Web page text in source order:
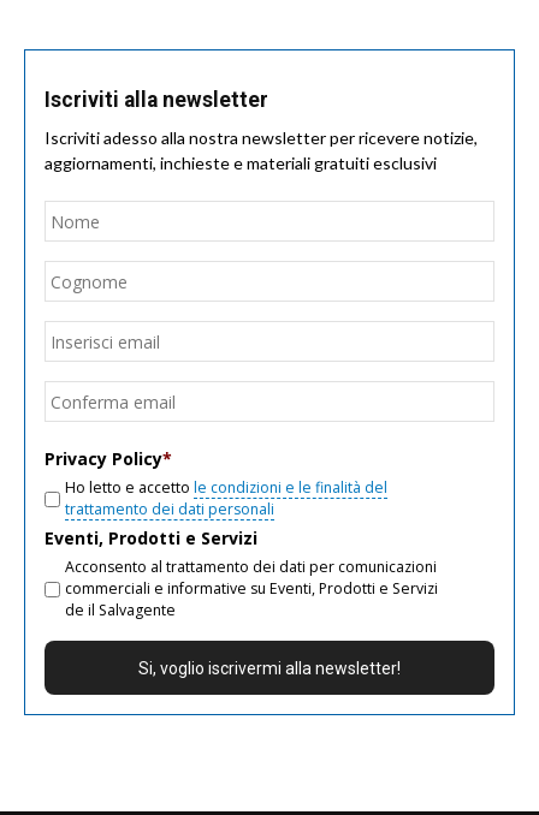
Iscriviti alla newsletter
Iscriviti adesso alla nostra newsletter per ricevere notizie,
aggiornamenti, inchieste e materiali gratuiti esclusivi
Nome
Email
Privacy Policy*
Ho letto e accetto le condizioni e le finalità del
trattamento dei dati personali
Eventi, Prodotti e Servizi
Acconsento al trattamento dei dati per comunicazioni
commerciali e informative su Eventi, Prodotti e Servizi
de il Salvagente